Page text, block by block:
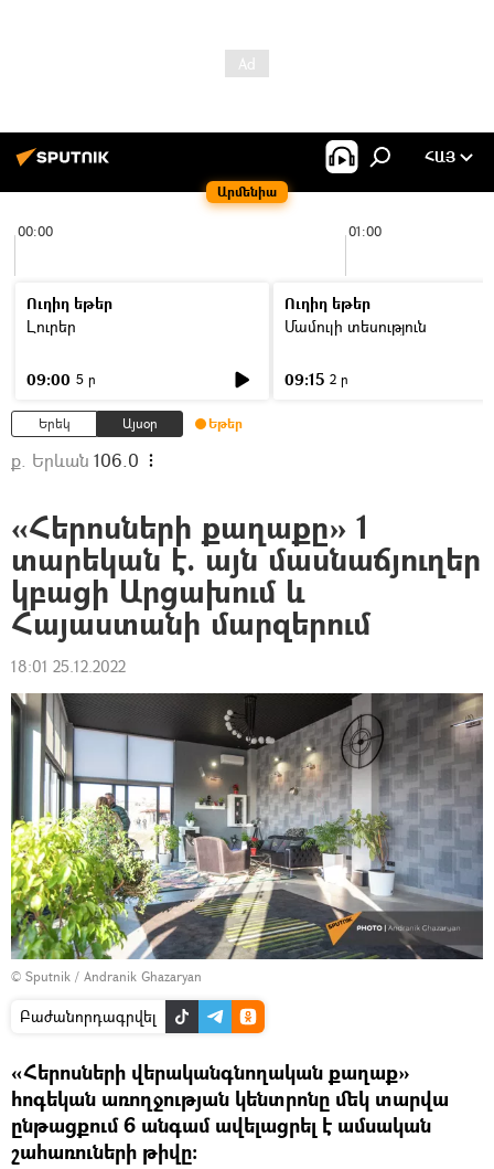
Արմենիա
ՀԱՅ
00:00 01:00
Ուղիղ եթեր
Լուրեր
09:00 5 ր
Ուղիղ եթեր
Մամուլի տեսություն
09:15 2 ր
Երեկ Այսօր Եթեր
ք. Երևան 106.0
«Հերոսների քաղաքը» 1
տարեկան է. այն մասնաճյուղեր
կբացի Արցախում և
Հայաստանի մարզերում
18:01 25.12.2022
© Sputnik / Andranik Ghazaryan
Բաժանորդագրվել
«Հերոսների վերականգնողական քաղաք»
հոգեկան առողջության կենտրոնը մեկ տարվա
ընթացքում 6 անգամ ավելացրել է ամսական
շահառուների թիվը։